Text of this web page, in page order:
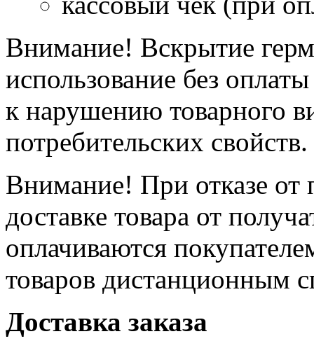
Внимание! Вскрытие
использование без
к нарушению товарного
потребительских свойств.
Внимание! При отказе от
доставке товара от
оплачиваются
товаров дистанционным
Доставка заказа